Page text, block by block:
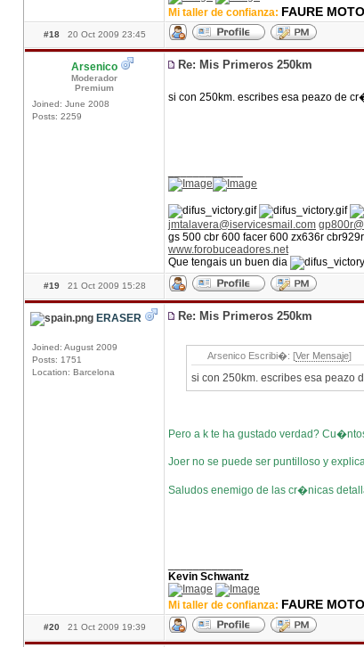
Mi taller de confianza: FAURE
#18 20 Oct 2009 23:45
Arsenico
Moderador
Premium
Joined: June 2008
Posts: 2259
Re: Mis Primeros 250km
si con 250km. escribes esa peazo de
jmtalavera@iservicesmail.com
gs 500 cbr 600 facer 600 zx636r
www.forobuceadores.net
Que tengais un buen dia
#19 21 Oct 2009 15:28
ERASER
Joined: August 2009
Posts: 1751
Location: Barcelona
Re: Mis Primeros 250km
Arsenico Escribi�: [Ver Mensaje]
si con 250km. escribes esa peazo
Pero a k te ha gustado verdad?
Joer no se puede ser puntilloso y
Saludos enemigo de las cr�nicas
Kevin Schwantz
Mi taller de confianza: FAURE
#20 21 Oct 2009 19:39